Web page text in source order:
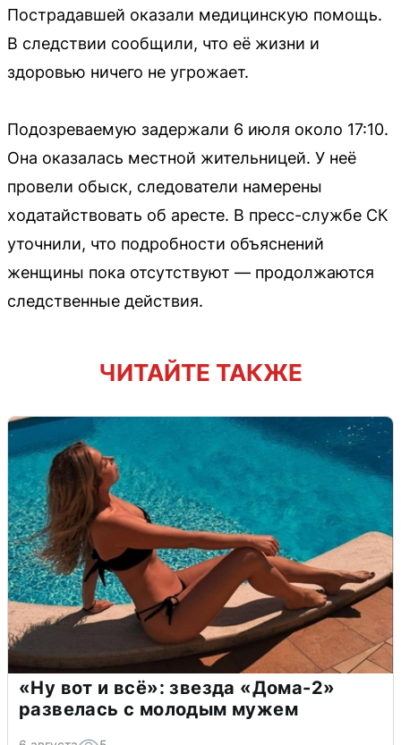
Пострадавшей оказали медицинскую помощь.
В следствии сообщили, что её жизни и
здоровью ничего не угрожает.
Подозреваемую задержали 6 июля около 17:10.
Она оказалась местной жительницей. У неё
провели обыск, следователи намерены
ходатайствовать об аресте. В пресс-службе СК
уточнили, что подробности объяснений
женщины пока отсутствуют — продолжаются
следственные действия.
ЧИТАЙТЕ ТАКЖЕ
«Ну вот и всё»: звезда «Дома-2»
развелась с молодым мужем